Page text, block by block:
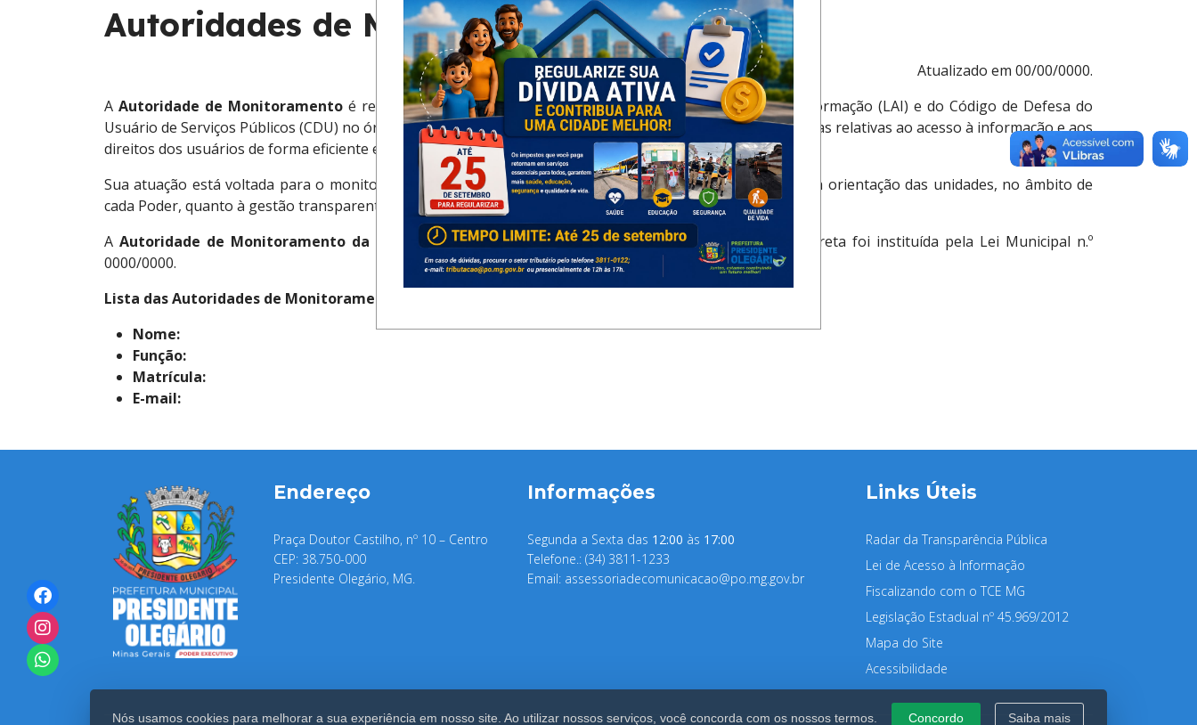
Autoridades de Monitoramento
Atualizado em 00/00/0000.
AAutoridade de Monitoramento é responsável por assegurar o cumprimento da Lei de Acesso à Informação (LAI) e do Código de Defesa do
Usuário de Serviços Públicos (CDU) no órgão ao qual pertence. Cabe a ela garantir a observância das normas relativas ao acesso à informação e aos
direitos dos usuários de forma eficiente e adequada.
Sua atuação está voltada para o monitoramento do atendimento às manifestações dos cidadãos e para a orientação das unidades, no âmbito de
cada Poder, quanto à gestão transparente das informações públicas.
AAutoridade de Monitoramento da LAI e do CDUna Administração Pública Municipal Direta e Indireta foi instituída pela Lei Municipal n.º
0000/0000.
Lista das Autoridades de Monitoramento da Prefeitura Municipal de Presidente Olegário - MG:
Nome:
Função:
Matrícula:
E-mail:
Endereço
Praça Doutor Castilho, nº 10 – Centro
CEP: 38.750-000
Presidente Olegário, MG.
Informações
Segunda a Sexta das 12:00 às 17:00
Telefone.: (34) 3811-1233
Email: assessoriadecomunicacao@po.mg.gov.br
Links Úteis
Radar da Transparência Pública
Lei de Acesso à Informação
Fiscalizando com o TCE MG
Legislação Estadual nº 45.969/2012
Mapa do Site
Acessibilidade
Nós usamos cookies para melhorar a sua experiência em nosso site. Ao utilizar nossos serviços, você concorda com os nossos termos. Concordo Saiba mais